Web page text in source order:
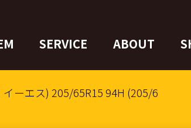
SERVICE ABOUT
イーエス) 205/65R15 94H (205/6